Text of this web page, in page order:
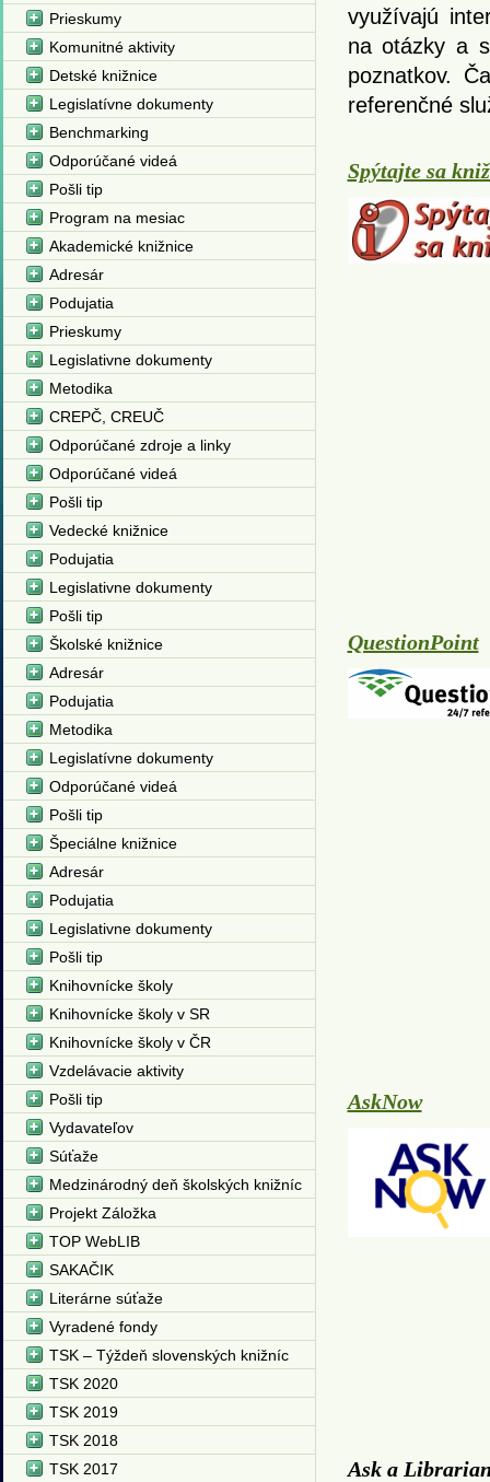
využívajú
na otázky a
poznatkov.
referenčné
Spýtajte sa
QuestionPoint
AskNow
Ask a
Prieskumy
Komunitné aktivity
Detské knižnice
Legislatívne dokumenty
Benchmarking
Odporúčané videá
Pošli tip
Program na mesiac
Akademické knižnice
Adresár
Podujatia
Prieskumy
Legislativne dokumenty
Metodika
CREPČ, CREUČ
Odporúčané zdroje a linky
Odporúčané videá
Pošli tip
Vedecké knižnice
Podujatia
Legislativne dokumenty
Pošli tip
Školské knižnice
Adresár
Podujatia
Metodika
Legislatívne dokumenty
Odporúčané videá
Pošli tip
Špeciálne knižnice
Adresár
Podujatia
Legislativne dokumenty
Pošli tip
Knihovnícke školy
Knihovnícke školy v SR
Knihovnícke školy v ČR
Vzdelávacie aktivity
Pošli tip
Vydavateľov
Súťaže
Medzinárodný deň školských knižníc
Projekt Záložka
TOP WebLIB
SAKAČIK
Literárne súťaže
Vyradené fondy
TSK – Týždeň slovenských knižníc
TSK 2020
TSK 2019
TSK 2018
TSK 2017